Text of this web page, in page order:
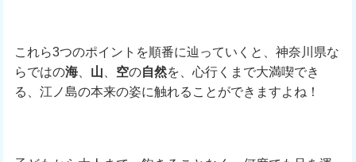
これら3つのポイントを順番に辿っていくと、神奈川県な
らではの海、 山 空の自然を、心行くまで大満喫でき
る、江ノ島の本来の姿に触れることができますよね！